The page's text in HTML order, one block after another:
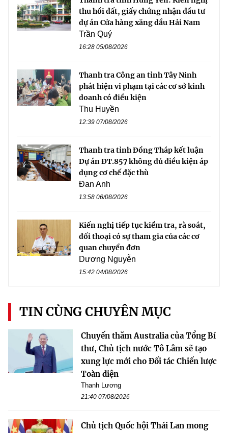
thu hồi đất, giấy chứng nhận đầu tư
dự án Cửa hàng xăng dầu Hải Nam
Trần Quý
16:28 05/08/2026
Thanh tra Công an tỉnh Tây Ninh
phát hiện vi phạm tại các cơ sở kinh
doanh có điều kiện
Thu Huyền
12:39 07/08/2026
Thanh tra tỉnh Đồng Tháp kết luận
Dự án ĐT.857 không đủ điều kiện áp
dụng cơ chế đặc thù
Đan Anh
13:58 06/08/2026
Kiến nghị tiếp tục kiểm tra, rà soát,
đối thoại có sự tham gia của các cơ
quan chuyển đơn
Dương Nguyễn
15:42 04/08/2026
TIN CÙNG CHUYÊN MỤC
Chuyến thăm Australia của Tổng Bí
thư, Chủ tịch nước Tô Lâm sẽ tạo
xung lực mới cho Đối tác Chiến lược
Toàn diện
Thanh Lương
21:40 07/08/2026
Chủ tịch Quốc hội Thái Lan mong